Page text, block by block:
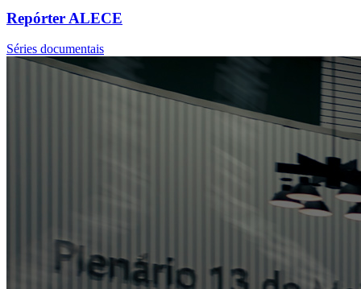
Repórter ALECE
Séries documentais